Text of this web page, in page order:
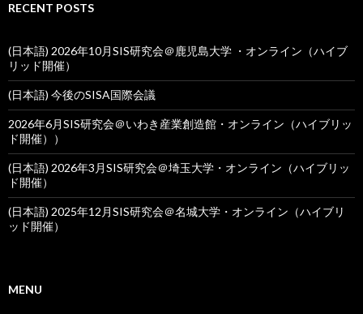
RECENT POSTS
(日本語) 2026年10月SIS研究会＠鹿児島大学 ・オンライン（ハイブ
リッド開催）
(日本語) 今後のSISA国際会議
2026年6月SIS研究会＠いわき産業創造館・オンライン（ハイブリッ
ド開催））
(日本語) 2026年3月SIS研究会＠埼玉大学・オンライン（ハイブリッ
ド開催）
(日本語) 2025年12月SIS研究会＠名城大学・オンライン（ハイブリ
ッド開催）
MENU